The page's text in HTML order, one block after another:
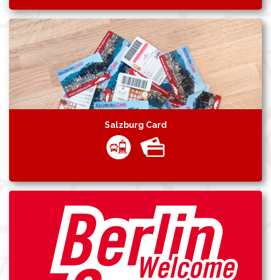
Salzburg Card